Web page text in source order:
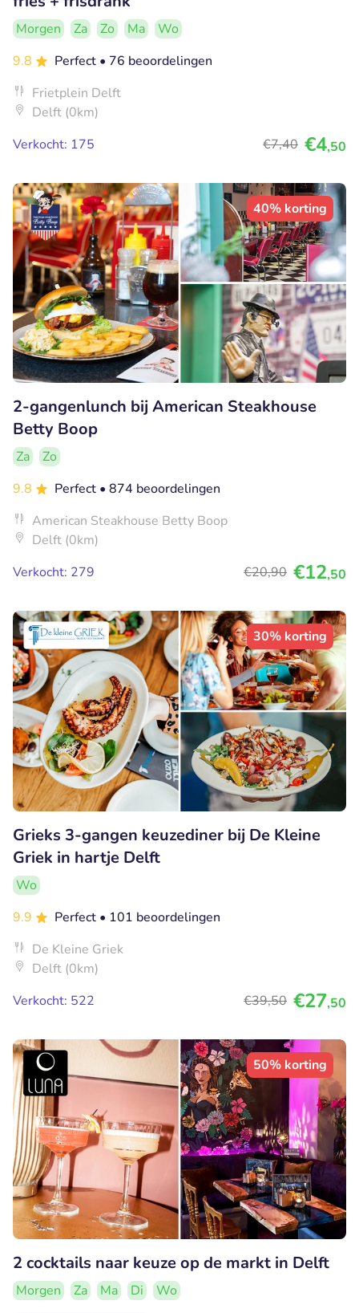
Morgen Za Zo Ma
Wo
9.8
Perfect • 76 beoordelingen
Frietplein Delft
Delft (0km)
Verkocht: 175
€7,40 €4,50
40% korting
2-gangenlunch bij American Steakhouse
Betty Boop
Za
Zo
9.8
Perfect • 874 beoordelingen
American Steakhouse Betty Boop
Delft (0km)
Verkocht: 279
€20,90 €12,50
30% korting
Grieks 3-gangen keuzediner bij De Kleine
Griek in hartje Delft
Wo
9.9
Perfect • 101 beoordelingen
De Kleine Griek
Delft (0km)
Verkocht: 522
€39,50 €27,50
50% korting
2 cocktails naar keuze op de markt in Delft
Morgen Za Ma Di
Wo